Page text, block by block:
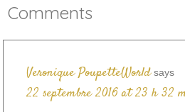
Comments
Veronique PoupetteWorld says
22 septembre 2016 at 23 h 32